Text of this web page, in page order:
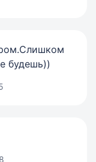
будешь))